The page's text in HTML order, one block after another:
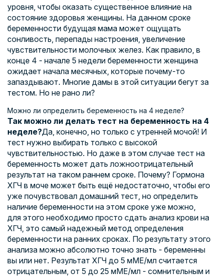
уровня, чтобы оказать существенное влияние на
состояние здоровья женщины. На данном сроке
беременности будущая мама может ощущать
сонливость, перепады настроения, увеличение
чувствительности молочных желез. Как правило, в
конце 4 - начале 5 недели беременности женщина
ожидает начала месячных, которые почему-то
запаздывают. Многие дамы в этой ситуации бегут за
тестом. Но не рано ли?
Можно ли определить беременность на 4 неделе?
Так можно ли делать тест на беременность на 4
неделе?Да, конечно, но только с утренней мочой! И
тест нужно выбирать только с высокой
чувствительностью. Но даже в этом случае тест на
беременность может дать ложноотрицательный
результат на таком раннем сроке. Почему? Гормона
ХГЧ в моче может быть ещё недостаточно, чтобы его
уже почувствовал домашний тест, но определить
наличие беременности на этом сроке уже можно,
для этого необходимо просто сдать анализ крови на
ХГЧ, это самый надежный метод определения
беременности на ранних сроках. По результату этого
анализа можно абсолютно точно знать - беременны
вы или нет. Результат ХГЧ до 5 мМЕ/мл считается
отрицательным, от 5 до 25 мМЕ/мл - сомнительным и